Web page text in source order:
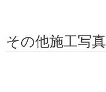
その他施工写真